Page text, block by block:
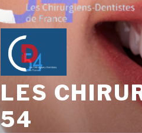
LES
54